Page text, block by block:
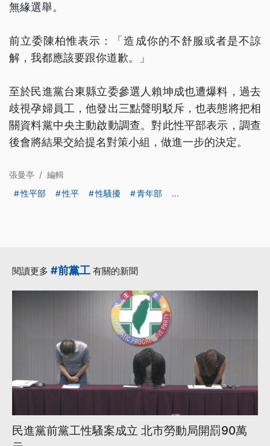
無緣選舉。
前立委陳柏惟表示：「造成你的不舒服或者是不諒
解，我都應該要跟你道歉。」
至於民進黨台東縣立委參選人賴坤成也遭爆料，過去
歧視孕婦員工，他發出三點聲明駁斥，也表態將把相
關資料黨中央主動啟動調查。對此性平部表示，調查
後會將結果交給提名對策小組，做進一步的決定。
張曼亭 / 編輯
性平部
性平 性騷擾 青年部 ...
閱讀更多 #前黨工 有關的新聞
民進黨前黨工性騷案成立 北市勞動局開罰90萬